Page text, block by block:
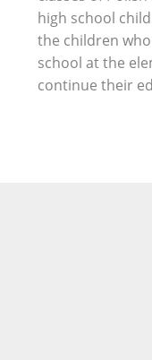
high school
the children
school at the
continue their